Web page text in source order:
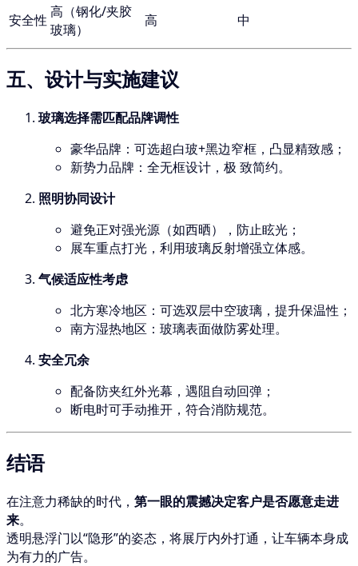
安全性 高（钢化/夹胶
玻璃）
高 中
五、设计与实施建议
玻璃选择需匹配品牌调性
豪华品牌：可选超白玻+黑边窄框，凸显精致感；
新势力品牌：全无框设计，极 致简约。
照明协同设计
避免正对强光源（如西晒），防止眩光；
展车重点打光，利用玻璃反射增强立体感。
气候适应性考虑
北方寒冷地区：可选双层中空玻璃，提升保温性；
南方湿热地区：玻璃表面做防雾处理。
安全冗余
配备防夹红外光幕，遇阻自动回弹；
断电时可手动推开，符合消防规范。
结语
在注意力稀缺的时代， 第一眼的震撼决定客户是否愿意走进
来。
透明悬浮门以“隐形”的姿态，将展厅内外打通，让车辆本身成
为有力的广告。